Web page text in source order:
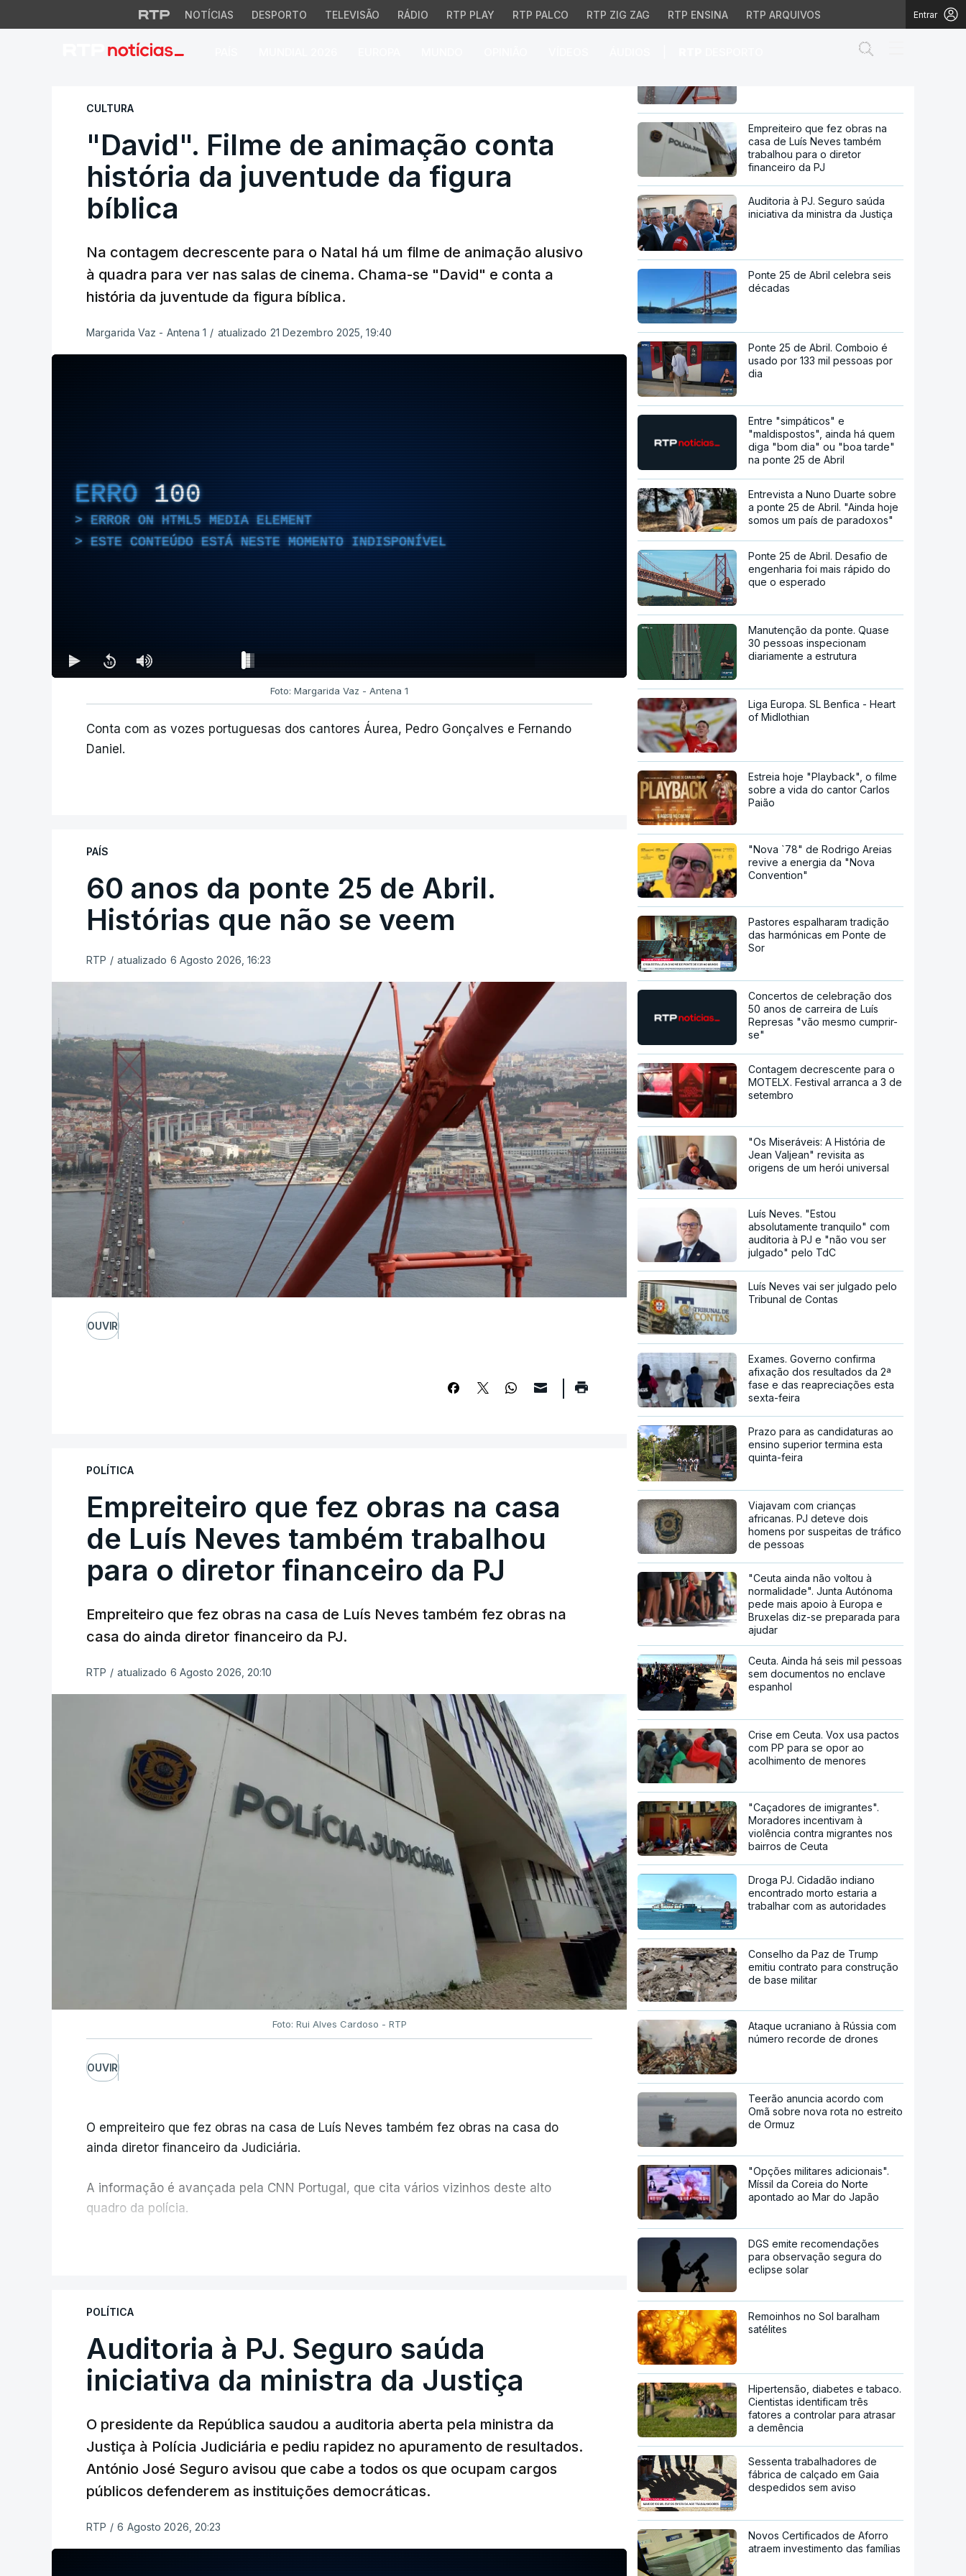
NOTÍCIAS DESPORTO TELEVISÃO RÁDIO RTP PLAY RTP PALCO RTP ZIG ZAG RTP ENSINA RTP ARQUIVOS Entrar
"David". Filme de animação conta história da juventude da figura
CULTURA
"David". Filme de animação conta
história da juventude da figura
bíblica
Na contagem decrescente para o Natal há um filme de animação alusivo
à quadra para ver nas salas de cinema. Chama-se "David" e conta a
história da juventude da figura bíblica.
Margarida Vaz - Antena 1 / atualizado 21 Dezembro 2025, 19:40
ERRO 100
ERROR ON HTML5 MEDIA ELEMENT
ESTE CONTEÚDO ESTÁ NESTE MOMENTO INDISPONÍVEL
Foto: Margarida Vaz - Antena 1
Conta com as vozes portuguesas dos cantores Áurea, Pedro Gonçalves e Fernando
Daniel.
PAÍS
60 anos da ponte 25 de Abril.
Histórias que não se veem
RTP / atualizado 6 Agosto 2026, 16:23
OUVIR
POLÍTICA
Empreiteiro que fez obras na casa
de Luís Neves também trabalhou
para o diretor financeiro da PJ
Empreiteiro que fez obras na casa de Luís Neves também fez obras na
casa do ainda diretor financeiro da PJ.
RTP / atualizado 6 Agosto 2026, 20:10
Foto: Rui Alves Cardoso - RTP
OUVIR
O empreiteiro que fez obras na casa de Luís Neves também fez obras na casa do
ainda diretor financeiro da Judiciária.
A informação é avançada pela CNN Portugal, que cita vários vizinhos deste alto
quadro da polícia.
POLÍTICA
Auditoria à PJ. Seguro saúda
iniciativa da ministra da Justiça
O presidente da República saudou a auditoria aberta pela ministra da
Justiça à Polícia Judiciária e pediu rapidez no apuramento de resultados.
António José Seguro avisou que cabe a todos os que ocupam cargos
públicos defenderem as instituições democráticas.
RTP / 6 Agosto 2026, 20:23
figura bíblica
60 anos da ponte 25 de Abril.
Empreiteiro que fez obras na
casa de Luís Neves também
trabalhou para o diretor
financeiro da PJ
Auditoria à PJ. Seguro saúda
iniciativa da ministra da Justiça
Ponte 25 de Abril celebra seis
décadas
Ponte 25 de Abril. Comboio é
usado por 133 mil pessoas por
dia
Entre "simpáticos" e
"maldispostos", ainda há quem
diga "bom dia" ou "boa tarde"
na ponte 25 de Abril
Entrevista a Nuno Duarte sobre
a ponte 25 de Abril. "Ainda hoje
somos um país de paradoxos"
Ponte 25 de Abril. Desafio de
engenharia foi mais rápido do
que o esperado
Manutenção da ponte. Quase
30 pessoas inspecionam
diariamente a estrutura
Liga Europa. SL Benfica - Heart
of Midlothian
Estreia hoje "Playback", o filme
sobre a vida do cantor Carlos
Paião
"Nova `78" de Rodrigo Areias
revive a energia da "Nova
Convention"
Pastores espalharam tradição
das harmónicas em Ponte de
Sor
Concertos de celebração dos
50 anos de carreira de Luís
Represas "vão mesmo cumprir-
se"
Contagem decrescente para o
MOTELX. Festival arranca a 3 de
setembro
"Os Miseráveis: A História de
Jean Valjean" revisita as
origens de um herói universal
Luís Neves. "Estou
absolutamente tranquilo" com
auditoria à PJ e "não vou ser
julgado" pelo TdC
Luís Neves vai ser julgado pelo
Tribunal de Contas
Exames. Governo confirma
afixação dos resultados da 2ª
fase e das reapreciações esta
sexta-feira
Prazo para as candidaturas ao
ensino superior termina esta
quinta-feira
Viajavam com crianças
africanas. PJ deteve dois
homens por suspeitas de tráfico
de pessoas
"Ceuta ainda não voltou à
normalidade". Junta Autónoma
pede mais apoio à Europa e
Bruxelas diz-se preparada para
ajudar
Ceuta. Ainda há seis mil pessoas
sem documentos no enclave
espanhol
Crise em Ceuta. Vox usa pactos
com PP para se opor ao
acolhimento de menores
"Caçadores de imigrantes".
Moradores incentivam à
violência contra migrantes nos
bairros de Ceuta
Droga PJ. Cidadão indiano
encontrado morto estaria a
trabalhar com as autoridades
Conselho da Paz de Trump
emitiu contrato para construção
de base militar
Ataque ucraniano à Rússia com
número recorde de drones
Teerão anuncia acordo com
Omã sobre nova rota no estreito
de Ormuz
"Opções militares adicionais".
Míssil da Coreia do Norte
apontado ao Mar do Japão
DGS emite recomendações
para observação segura do
eclipse solar
Remoinhos no Sol baralham
satélites
Hipertensão, diabetes e tabaco.
Cientistas identificam três
fatores a controlar para atrasar
a demência
Sessenta trabalhadores de
fábrica de calçado em Gaia
despedidos sem aviso
Novos Certificados de Aforro
atraem investimento das famílias